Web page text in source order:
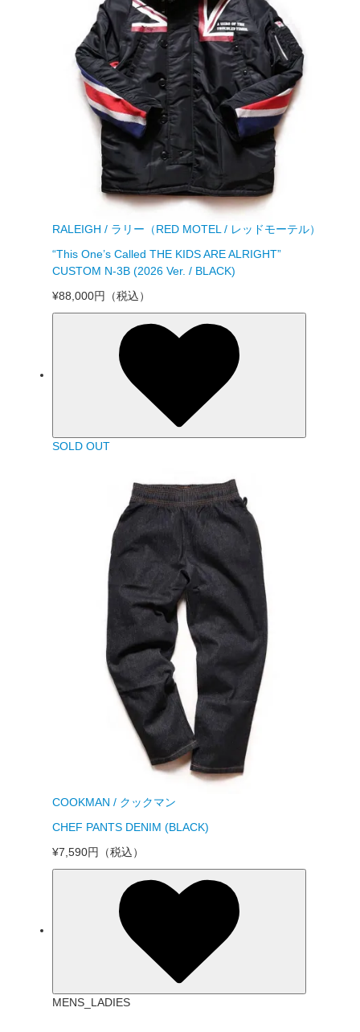
RALEIGH / ラリー（RED MOTEL / レッドモーテル）
“This One’s Called THE KIDS ARE ALRIGHT”
CUSTOM N-3B (2026 Ver. / BLACK)
¥88,000円
（税込）
SOLD OUT
COOKMAN / クックマン
CHEF PANTS DENIM (BLACK)
¥7,590円
（税込）
MENS_LADIES